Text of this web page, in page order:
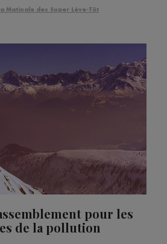
Trial. Chloé et Arnaud tenteront
dans leur discipline.
La Matinale des Super Lève-Tôt
pour les
de la pollution